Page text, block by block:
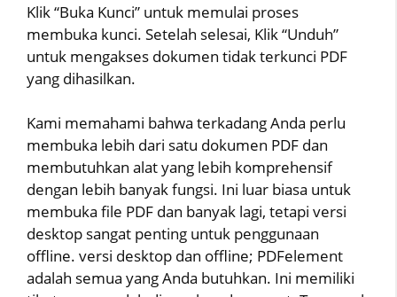
Klik “Buka Kunci” untuk memulai proses
membuka kunci. Setelah selesai, Klik “Unduh”
untuk mengakses dokumen tidak terkunci PDF
yang dihasilkan.
Kami memahami bahwa terkadang Anda perlu
membuka lebih dari satu dokumen PDF dan
membutuhkan alat yang lebih komprehensif
dengan lebih banyak fungsi. Ini luar biasa untuk
membuka file PDF dan banyak lagi, tetapi versi
desktop sangat penting untuk penggunaan
offline. versi desktop dan offline; PDFelement
adalah semua yang Anda butuhkan. Ini memiliki